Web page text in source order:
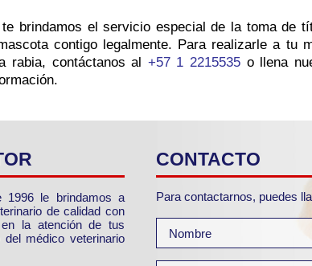
brindamos el servicio especial de la toma de
contigo legalmente. Para realizarle a tu
rabia, contáctanos al +57 1 2215535 o llena
1996 le brindamos a
de calidad con
la atención de tus
médico veterinario
CONTACTO
Para contactarnos, puedes